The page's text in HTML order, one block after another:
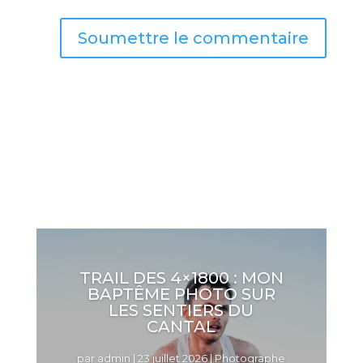
Soumettre le commentaire
TRAIL DES 4×1800 : MON
BAPTÊME PHOTO SUR
LES SENTIERS DU
CANTAL
par admin |23 juillet 2026|Photographe